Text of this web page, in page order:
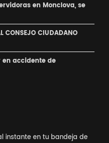
en Monclova, se
CONSEJO CIUDADANO
accidente de
instante en tu bandeja de